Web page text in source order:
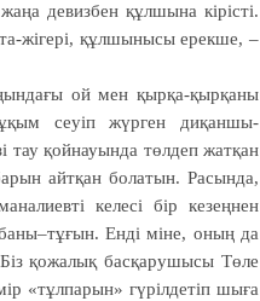
девизбен құлшына кірісті.
жігері, құлшынысы ерекше, –
ой мен қырқа-қырқаны
сеуіп жүрген диқаншы-
тау қойнауында төлдеп жатқан
айтқан болатын. Расында,
келесі бір кезеңнен
Енді міне, оның да
қожалық басқарушысы Төле
«тұлпарын» гүрілдетіп шыға